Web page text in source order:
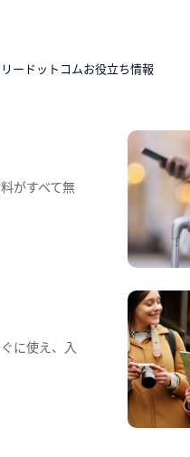
ードットコムお役立ち情報
がすべて無
に使え、入